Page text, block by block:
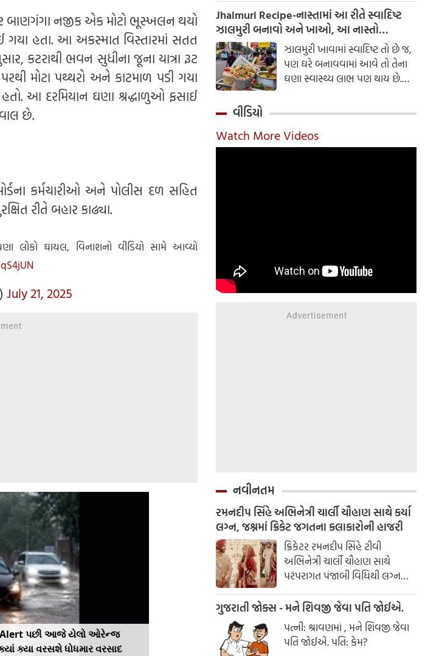
બાણગંગા નજીક એક મોટો ભૂસ્ખલન થયો
ગયા હતા. આ અકસ્માત વિસ્તારમાં સતત
કટરાથી ભવન સુધીના જૂના યાત્રા રૂટ
મોટા પથ્થરો અને કાટમાળ પડી ગયા
આ દરમિયાન ઘણા શ્રદ્ધાળુઓ ફસાઈ
છે.
કર્મચારીઓ અને પોલીસ દળ સહિત
રીતે બહાર કાઢ્યા.
લોકો ઘાયલ, વિનાશનો વીડિયો સામે આવ્યો
July 21, 2025
Alert પછી આજે યેલો ઓરેન્જ
ક્યા વરસશે ધોધમાર વરસાદ
તપાસો, અર્થો સાથે, જે તમારા
બાળકને એક સુંદર ઓળખ આપશે.
Jhalmuri Recipe-નાસ્તામાં આ રીતે સ્વાદિષ્ટ
ઝાલમુરી બનાવો અને ખાઓ, આ નાસ્તો
મસાલેદાર અને સ્વાદિષ્ટ છે.ઝાલમુરી ખાવામાં સ્વાદિષ્ટ તો છે જ,
પણ ઘરે બનાવવામાં આવે તો તેના
ઘણા સ્વાસ્થ્ય લાભ પણ થાય છે.
વીડિયો
Watch More Videos
નવીનતમ
રમનદીપ સિંહે અભિનેત્રી ચાર્લી ચૌહાણ સાથે કર્યા
લગ્ન, જશ્નમાં ક્રિકેટ જગતના કલાકારોની હાજરી
ક્રિકેટર રમનદીપ સિંહે ટીવી
અભિનેત્રી ચાર્લી ચૌહાણ સાથે
પરંપરાગત પંજાબી વિધિથી લગ્ન
કર્યા. રમનદીપ અને ચાર્લીએ તેમના
લગ્નના કેટલાક સુંદર ફોટા ચાહકો
સાથે શેર કર્યા.
ગુજરાતી જોક્સ - મને શિવજી જેવા પતિ જોઈએ.
પત્ની: શ્રાવણમાં , મને શિવજી જેવા
પતિ જોઈએ. પતિ: કેમ?